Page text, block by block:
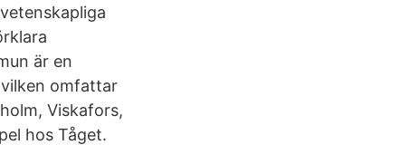
är en
omfattar
Viskafors,
hos Tåget.